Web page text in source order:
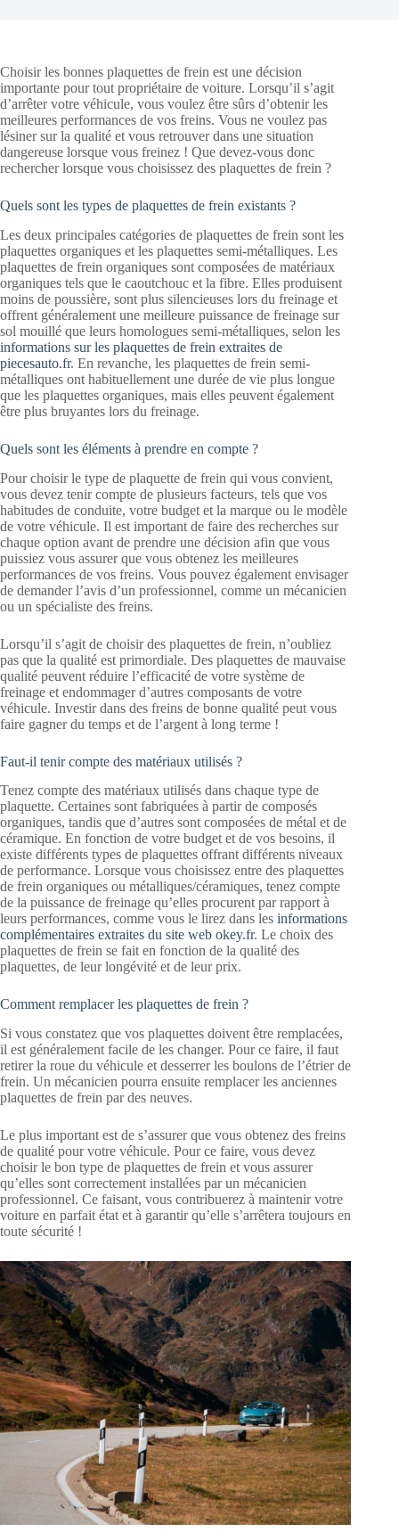
Choisir les bonnes plaquettes de frein est une décision
importante pour tout propriétaire de voiture. Lorsqu’il s’agit
d’arrêter votre véhicule, vous voulez être sûrs d’obtenir les
meilleures performances de vos freins. Vous ne voulez pas
lésiner sur la qualité et vous retrouver dans une situation
dangereuse lorsque vous freinez ! Que devez-vous donc
rechercher lorsque vous choisissez des plaquettes de frein ?
Quels sont les types de plaquettes de frein existants ?
Les deux principales catégories de plaquettes de frein sont les
plaquettes organiques et les plaquettes semi-métalliques. Les
plaquettes de frein organiques sont composées de matériaux
organiques tels que le caoutchouc et la fibre. Elles produisent
moins de poussière, sont plus silencieuses lors du freinage et
offrent généralement une meilleure puissance de freinage sur
sol mouillé que leurs homologues semi-métalliques, selon les
informations sur les plaquettes de frein extraites de
piecesauto.fr. En revanche, les plaquettes de frein semi-
métalliques ont habituellement une durée de vie plus longue
que les plaquettes organiques, mais elles peuvent également
être plus bruyantes lors du freinage.
Quels sont les éléments à prendre en compte ?
Pour choisir le type de plaquette de frein qui vous convient,
vous devez tenir compte de plusieurs facteurs, tels que vos
habitudes de conduite, votre budget et la marque ou le modèle
de votre véhicule. Il est important de faire des recherches sur
chaque option avant de prendre une décision afin que vous
puissiez vous assurer que vous obtenez les meilleures
performances de vos freins. Vous pouvez également envisager
de demander l’avis d’un professionnel, comme un mécanicien
ou un spécialiste des freins.
Lorsqu’il s’agit de choisir des plaquettes de frein, n’oubliez
pas que la qualité est primordiale. Des plaquettes de mauvaise
qualité peuvent réduire l’efficacité de votre système de
freinage et endommager d’autres composants de votre
véhicule. Investir dans des freins de bonne qualité peut vous
faire gagner du temps et de l’argent à long terme !
Faut-il tenir compte des matériaux utilisés ?
Tenez compte des matériaux utilisés dans chaque type de
plaquette. Certaines sont fabriquées à partir de composés
organiques, tandis que d’autres sont composées de métal et de
céramique. En fonction de votre budget et de vos besoins, il
existe différents types de plaquettes offrant différents niveaux
de performance. Lorsque vous choisissez entre des plaquettes
de frein organiques ou métalliques/céramiques, tenez compte
de la puissance de freinage qu’elles procurent par rapport à
leurs performances, comme vous le lirez dans les informations
complémentaires extraites du site web okey.fr. Le choix des
plaquettes de frein se fait en fonction de la qualité des
plaquettes, de leur longévité et de leur prix.
Comment remplacer les plaquettes de frein ?
Si vous constatez que vos plaquettes doivent être remplacées,
il est généralement facile de les changer. Pour ce faire, il faut
retirer la roue du véhicule et desserrer les boulons de l’étrier de
frein. Un mécanicien pourra ensuite remplacer les anciennes
plaquettes de frein par des neuves.
Le plus important est de s’assurer que vous obtenez des freins
de qualité pour votre véhicule. Pour ce faire, vous devez
choisir le bon type de plaquettes de frein et vous assurer
qu’elles sont correctement installées par un mécanicien
professionnel. Ce faisant, vous contribuerez à maintenir votre
voiture en parfait état et à garantir qu’elle s’arrêtera toujours en
toute sécurité !